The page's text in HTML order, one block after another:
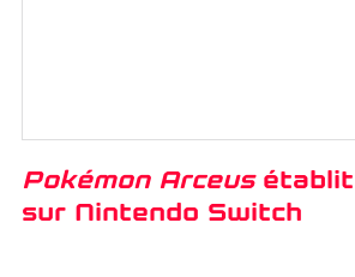
Pokémon Arceusétablit
sur Nintendo Switch